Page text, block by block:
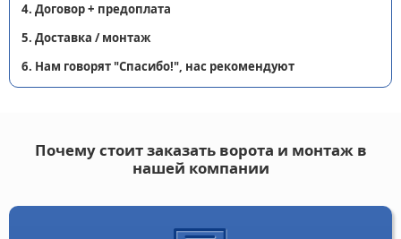
4. Договор + предоплата
5. Доставка / монтаж
6. Нам говорят "Спасибо!", нас рекомендуют
Почему стоит заказать ворота и монтаж в
нашей компании